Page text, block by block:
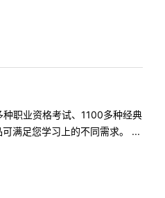
职业资格考试、1100多种经典
满足您学习上的不同需求。 ...